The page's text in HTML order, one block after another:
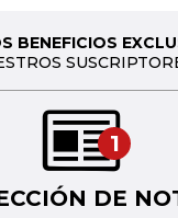
BENEFICIOS
1
DE